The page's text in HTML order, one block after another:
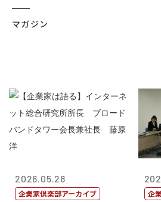
マガジン
2026.05.28
企業家倶楽部アーカイブ 企